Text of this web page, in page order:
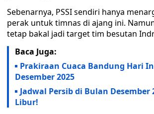
Sebenarnya, PSSI sendiri hanya
perak untuk timnas di ajang ini.
tetap bakal jadi target tim besutan
Baca Juga:
Prakiraan Cuaca Bandung Hari
Desember 2025
Jadwal Persib di Bulan Desember
Libur!